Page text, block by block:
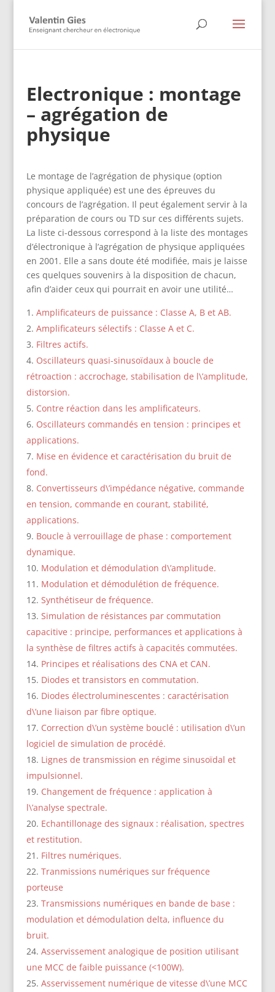
Electronique : montage
– agrégation de
physique
Le montage de l’agrégation de physique (option
physique appliquée) est une des épreuves du
concours de l’agrégation. Il peut également servir à la
préparation de cours ou TD sur ces différents sujets.
La liste ci-dessous correspond à la liste des montages
d’électronique à l’agrégation de physique appliquées
en 2001. Elle a sans doute été modifiée, mais je laisse
ces quelques souvenirs à la disposition de chacun,
afin d’aider ceux qui pourrait en avoir une utilité…
Amplificateurs de puissance : Classe A, B et AB.
Amplificateurs sélectifs : Classe A et C.
Filtres actifs.
Oscillateurs quasi-sinusoïdaux à boucle de
rétroaction : accrochage, stabilisation de l\’amplitude,
distorsion.
Contre réaction dans les amplificateurs.
Oscillateurs commandés en tension : principes et
applications.
Mise en évidence et caractérisation du bruit de
fond.
Convertisseurs d\’impédance négative, commande
en tension, commande en courant, stabilité,
applications.
Boucle à verrouillage de phase : comportement
dynamique.
Modulation et démodulation d\’amplitude.
Modulation et démodulétion de fréquence.
Synthétiseur de fréquence.
Simulation de résistances par commutation
capacitive : principe, performances et applications à
la synthèse de filtres actifs à capacités commutées.
Principes et réalisations des CNA et CAN.
Diodes et transistors en commutation.
Diodes électroluminescentes : caractérisation
d\’une liaison par fibre optique.
Correction d\’un système bouclé : utilisation d\’un
logiciel de simulation de procédé.
Lignes de transmission en régime sinusoïdal et
impulsionnel.
Changement de fréquence : application à
l\’analyse spectrale.
Echantillonage des signaux : réalisation, spectres
et restitution.
Filtres numériques.
Tranmissions numériques sur fréquence
porteuse
Transmissions numériques en bande de base :
modulation et démodulation delta, influence du
bruit.
Asservissement analogique de position utilisant
une MCC de faible puissance (<100W).
Asservissement numérique de vitesse d\’une MCC